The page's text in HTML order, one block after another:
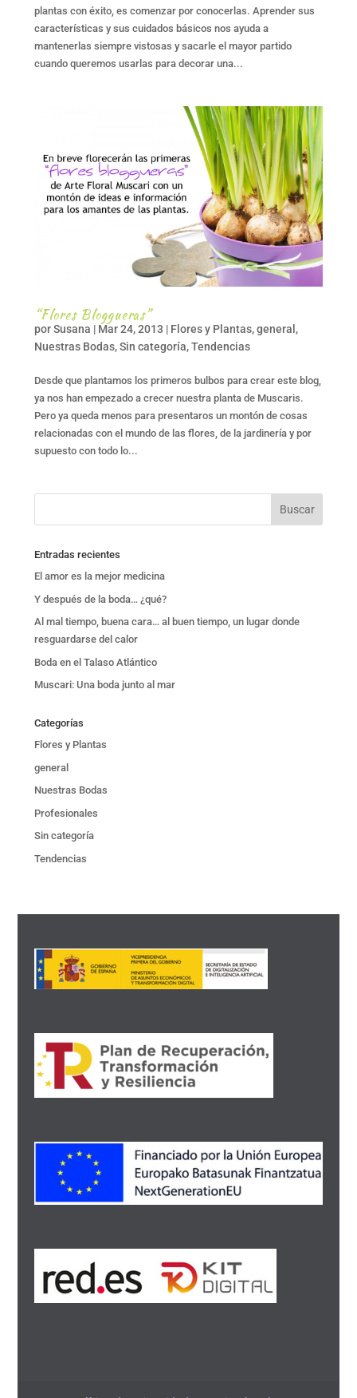
plantas con éxito, es comenzar por conocerlas. Aprender sus
características y sus cuidados básicos nos ayuda a
mantenerlas siempre vistosas y sacarle el mayor partido
cuando queremos usarlas para decorar una...
“Flores Bloggueras”
porSusana | Mar 24, 2013 | Flores y Plantas,general ,
Nuestras Bodas,Sin categoría,Tendencias
Desde que plantamos los primeros bulbos para crear este blog,
ya nos han empezado a crecer nuestra planta de Muscaris.
Pero ya queda menos para presentaros un montón de cosas
relacionadas con el mundo de las flores, de la jardinería y por
supuesto con todo lo...
Entradas recientes
El amor es la mejor medicina
Y después de la boda… ¿qué?
Al mal tiempo, buena cara… al buen tiempo, un lugar donde
resguardarse del calor
Boda en el Talaso Atlántico
Muscari: Una boda junto al mar
Categorías
Flores y Plantas
general
Nuestras Bodas
Profesionales
Sin categoría
Tendencias